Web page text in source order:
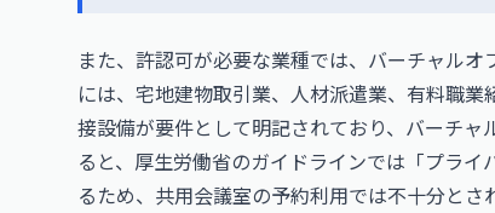
また、許認可が必要な業種では、バーチャル
には、宅地建物取引業、人材派遣業、有料職
接設備が要件として明記されており、バーチ
ると、厚生労働省のガイドラインでは「プラ
るため、共用会議室の予約利用では不十分とさ